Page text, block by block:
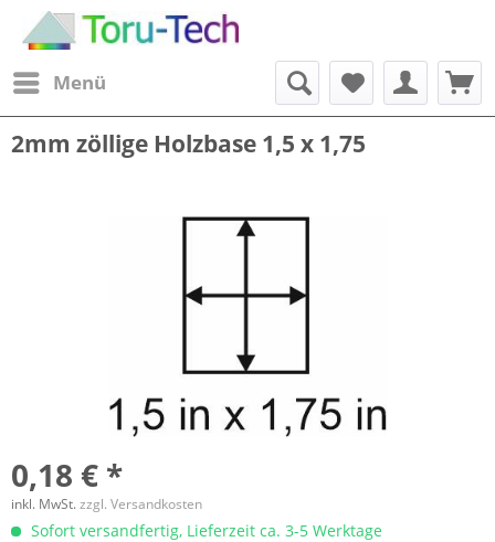
Menü
2mm zöllige Holzbase 1,5 x 1,75
0,18 € *
inkl. MwSt.zzgl. Versandkosten
Sofort versandfertig, Lieferzeit ca. 3-5 Werktage